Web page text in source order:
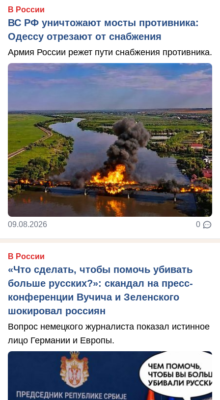
В России
ВС РФ уничтожают мосты противника:
Одессу отрезают от снабжения
Армия России режет пути снабжения противника.
09.08.2026 0
В России
«Что сделать, чтобы помочь убивать
больше русских?»: скандал на пресс-
конференции Вучича и Зеленского
шокировал россиян
Вопрос немецкого журналиста показал истинное
лицо Германии и Европы.